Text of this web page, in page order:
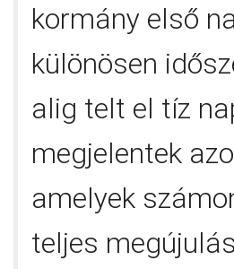
kormány első
különösen
alig telt el tíz
megjelentek
amelyek
teljes